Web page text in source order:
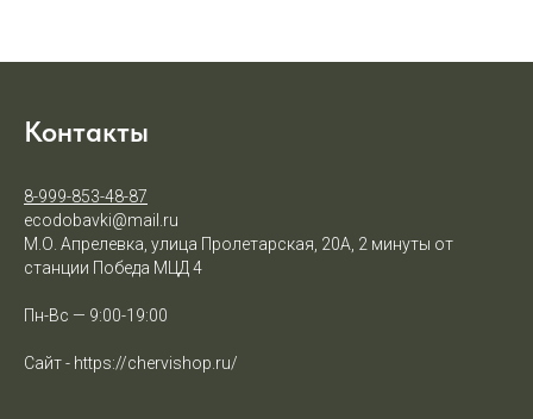
Контакты
8-999-853-48-87
ecodobavki@mail.ru
М.О. Апрелевка, улица Пролетарская, 20А, 2 минуты от
станции Победа МЦД 4
Пн-Вс — 9:00-19:00
Сайт - https://chervishop.ru/